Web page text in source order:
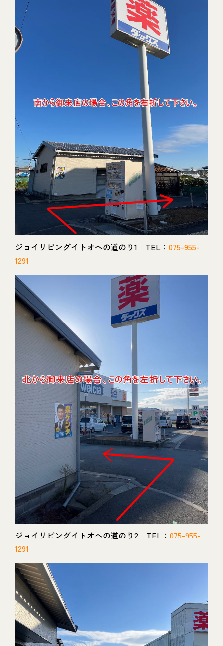
ジョイリビングイトオへの道のり1 TEL： 075-955-
1291
ジョイリビングイトオへの道のり2 TEL： 075-955-
1291